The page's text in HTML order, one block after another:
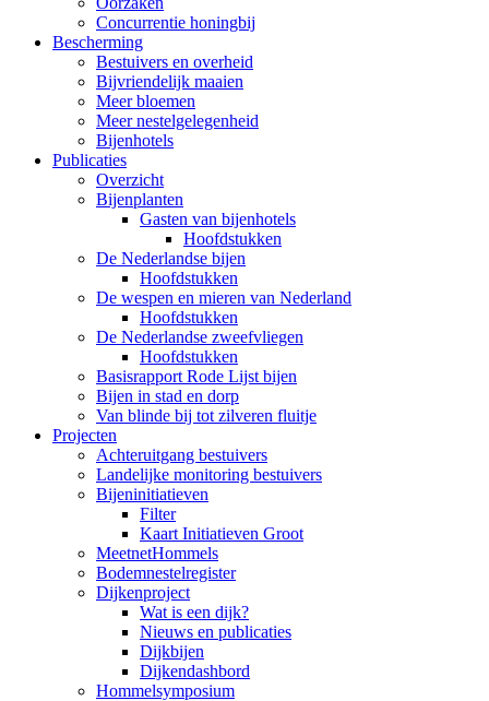
Concurrentie honingbij
Bescherming
Bestuivers en overheid
Bijvriendelijk maaien
Meer bloemen
Meer nestelgelegenheid
Bijenhotels
Publicaties
Overzicht
Bijenplanten
Gasten van bijenhotels
Hoofdstukken
De Nederlandse bijen
Hoofdstukken
De wespen en mieren van Nederland
Hoofdstukken
De Nederlandse zweefvliegen
Hoofdstukken
Basisrapport Rode Lijst bijen
Bijen in stad en dorp
Van blinde bij tot zilveren fluitje
Projecten
Achteruitgang bestuivers
Landelijke monitoring bestuivers
Bijeninitiatieven
Filter
Kaart Initiatieven Groot
MeetnetHommels
Bodemnestelregister
Dijkenproject
Wat is een dijk?
Nieuws en publicaties
Dijkbijen
Dijkendashbord
Hommelsymposium